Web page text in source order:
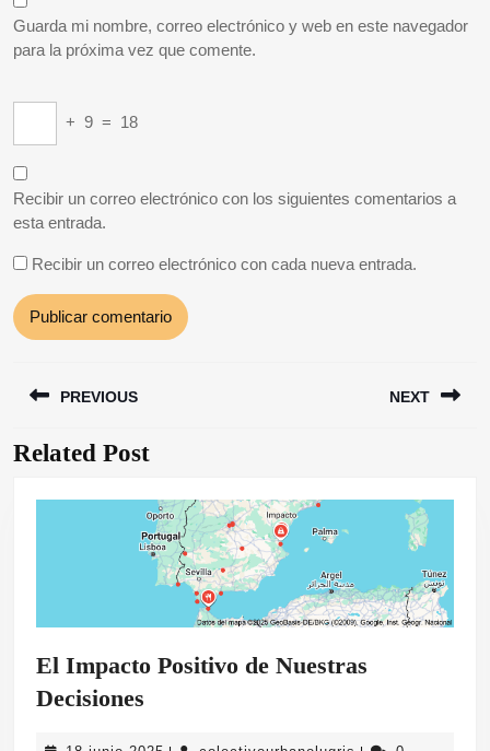
Guarda mi nombre, correo electrónico y web en este navegador
para la próxima vez que comente.
+ 9 = 18
Recibir un correo electrónico con los siguientes comentarios a
esta entrada.
Recibir un correo electrónico con cada nueva entrada.
de
entradas
PREVIOUS
Entrada
NEXT
Related Post
El Impacto Positivo de Nuestras
Decisiones